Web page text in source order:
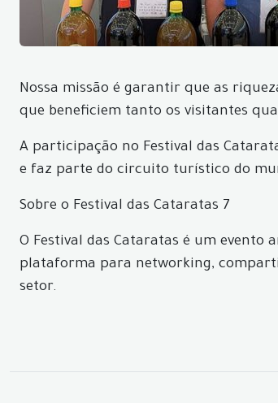
Nossa missão é garantir que as
que beneficiem tanto os visitantes
A participação no Festival das
e faz parte do circuito turístico do
Sobre o Festival das Cataratas 7
O Festival das Cataratas é um
plataforma para networking,
setor.